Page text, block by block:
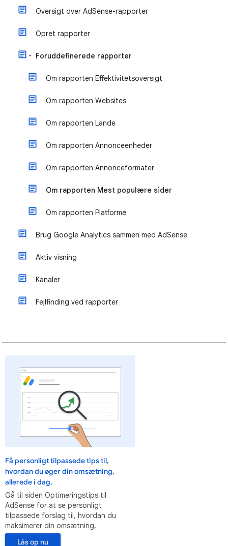
Oversigt over AdSense-rapporter
Opret rapporter
Foruddefinerede rapporter
Om rapporten Effektivitetsoversigt
Om rapporten Websites
Om rapporten Lande
Om rapporten Annonceenheder
Om rapporten Annonceformater
Om rapporten Mest populære sider
Om rapporten Platforme
Brug Google Analytics sammen med AdSense
Aktiv visning
Kanaler
Fejlfinding ved rapporter
Få personligt tilpassede tips til,
hvordan du øger din omsætning,
allerede i dag.
Gå til siden Optimeringstips til
AdSense for at se personligt
tilpassede forslag til, hvordan du
maksimerer din omsætning.
Lås op nu